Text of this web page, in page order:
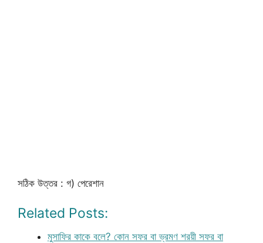
সঠিক উত্তর : গ) পেরেশান
Related Posts:
মুসাফির কাকে বলে? কোন সফর বা ভ্রমণ শরয়ী সফর বা